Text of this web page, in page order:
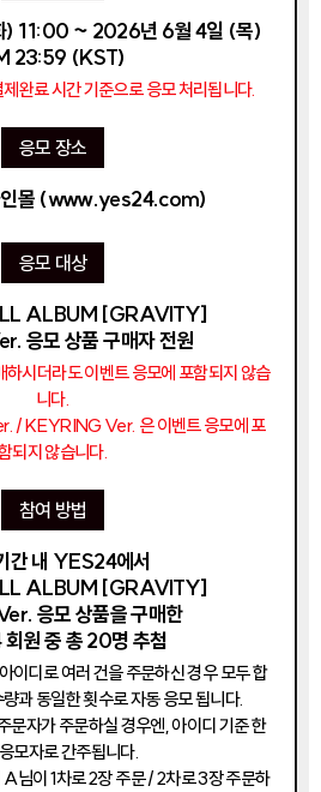
) 11:00 ~ 2026년 6월 4일 (목)
23:59 (KST)
완료 시간 기준으로 응모 처리됩니다.
응모 장소
몰 (www.yes24.com)
응모 대상
ALBUM [GRAVITY]
응모 상품 구매자 전원
시더라도 이벤트 응모에 포함되지 않습
니다.
KEYRING Ver. 은 이벤트 응모에 포
되지 않습니다.
참여 방법
간 내 YES24에서
ALBUM [GRAVITY]
응모 상품을 구매한
원 중 총 20명 추첨
이디로 여러 건을 주문하신 경우 모두 합
과 동일한 횟수로 자동 응모 됩니다.
문자가 주문하실 경우엔, 아이디 기준 한
모자로 간주됩니다.
A님이 1차로 2장 주문 / 2차로 3장 주문하